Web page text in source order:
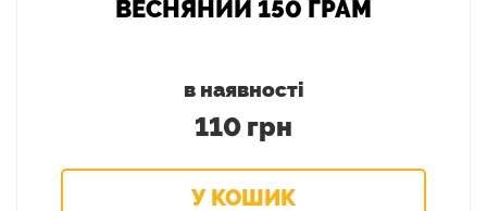
ВЕСНЯНИЙ 150 ГРАМ
в наявності
110 грн